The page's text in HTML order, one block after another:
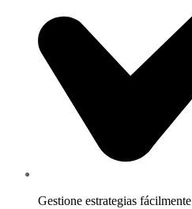
Gestione estrategias fácilmente